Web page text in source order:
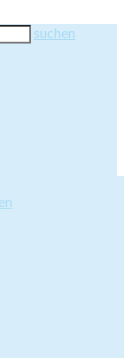
suchen